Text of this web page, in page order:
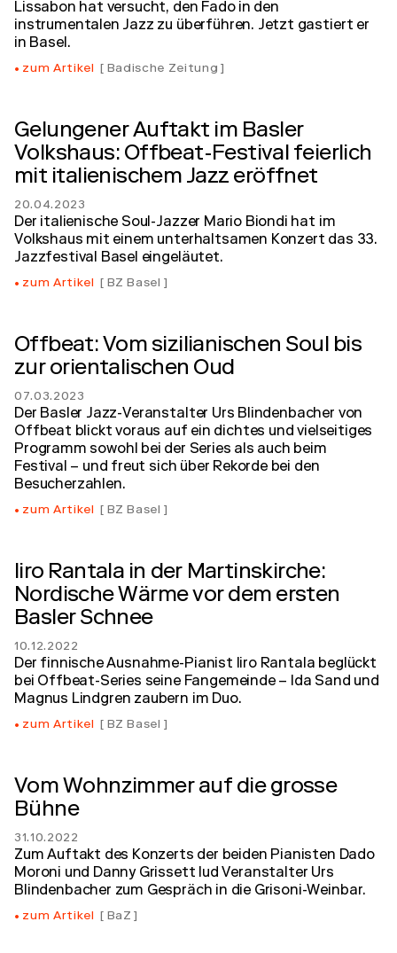
Lissabon hat versucht, den Fado in den
instrumentalen Jazz zu überführen. Jetzt gastiert er
in Basel.
zum Artikel Badische Zeitung
Gelungener Auftakt im Basler
Volkshaus: Offbeat-Festival feierlich
mit italienischem Jazz eröffnet
20.04.2023
Der italienische Soul-Jazzer Mario Biondi hat im
Volkshaus mit einem unterhaltsamen Konzert das 33.
Jazzfestival Basel eingeläutet.
zum Artikel BZ Basel
Offbeat: Vom sizilianischen Soul bis
zur orientalischen Oud
07.03.2023
Der Basler Jazz-Veranstalter Urs Blindenbacher von
Offbeat blickt voraus auf ein dichtes und vielseitiges
Programm sowohl bei der Series als auch beim
Festival – und freut sich über Rekorde bei den
Besucherzahlen.
zum Artikel BZ Basel
Iiro Rantala in der Martinskirche:
Nordische Wärme vor dem ersten
Basler Schnee
10.12.2022
Der finnische Ausnahme-Pianist Iiro Rantala beglückt
bei Offbeat-Series seine Fangemeinde – Ida Sand und
Magnus Lindgren zaubern im Duo.
zum Artikel BZ Basel
Vom Wohnzimmer auf die grosse
Bühne
31.10.2022
Zum Auftakt des Konzerts der beiden Pianisten Dado
Moroni und Danny Grissett lud Veranstalter Urs
Blindenbacher zum Gespräch in die Grisoni-Weinbar.
zum Artikel BaZ